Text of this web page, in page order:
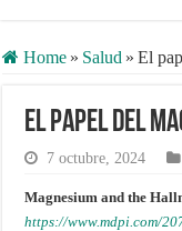
Home » Salud » El
El papel del
7 octubre, 2024
Magnesium and the
https://www.mdpi.com/